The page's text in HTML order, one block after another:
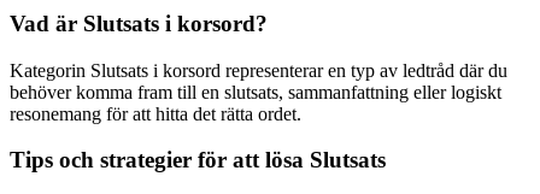
Vad är Slutsats i korsord?
Kategorin Slutsats i korsord representerar en typ av ledtråd där du
behöver komma fram till en slutsats, sammanfattning eller logiskt
resonemang för att hitta det rätta ordet.
Tips och strategier för att lösa Slutsats